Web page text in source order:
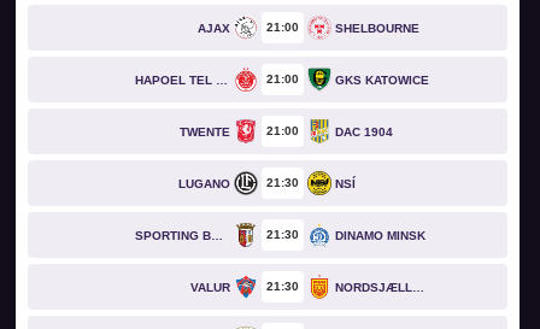
AJAX 21 00 SHELBOURNE
21 00 GKS KATOWICE
TWENTE 21 00 DAC 1904
LUGANO 21 30 NSÍ
SPORTING BRAGA 21 30 DINAMO MINSK
VALUR 21 30